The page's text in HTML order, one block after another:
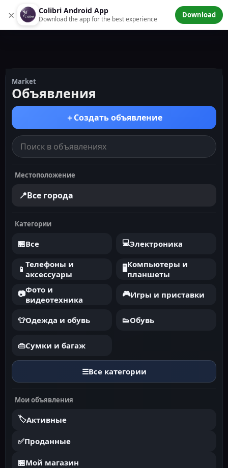
× Colibri Android App
Download the app for the best experience Download
Объявления
Market
Объявления
＋Создать объявление
Местоположение
📍Все города
Категории
🏪Все 💻Электроника
📱 Телефоны и
аксессуары
🖥️ Компьютеры и
планшеты
📷Фото и
видеотехника
🎮Игры и приставки
👕Одежда и обувь 👟Обувь
👜Сумки и багаж
☰Все категории
Мои объявления
🏷️Активные
✅Проданные
🏪Мой магазин